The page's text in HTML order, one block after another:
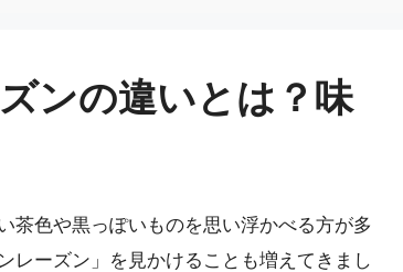
ンの違いとは？味
茶色や黒っぽいものを思い浮かべる方が多
レーズン」を見かけることも増えてきまし